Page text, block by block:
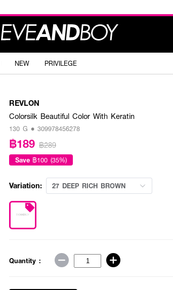
NEW PRIVILEGE
REVLON
Colorsilk Beautiful Color With Keratin
130 G • 309978456278
฿189 ฿289
Save ฿100 (35%)
Variation: 27 DEEP RICH BROWN
Quantity :